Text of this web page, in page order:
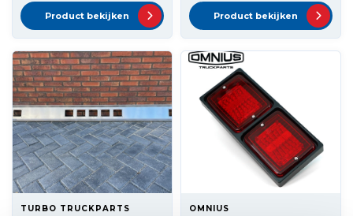
Product bekijken Product bekijken
TURBO TRUCKPARTS OMNIUS